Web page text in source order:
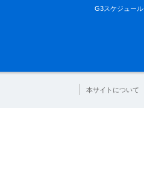
G3スケジュール
本サイトについて